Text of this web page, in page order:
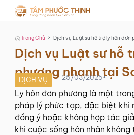
Trang Chủ > Dịch vụ Luật sư hỗ trợ ly hôn đơn
Dịch vụ Luật sư hỗ
phương nhanh tại
DỊCH VỤ 25/03/2025•
Ly hôn đơn phương là một
pháp lý phức tạp, đặc biệt khi
đồng ý hoặc không hợp tác
khi cuộc sống hôn nhân